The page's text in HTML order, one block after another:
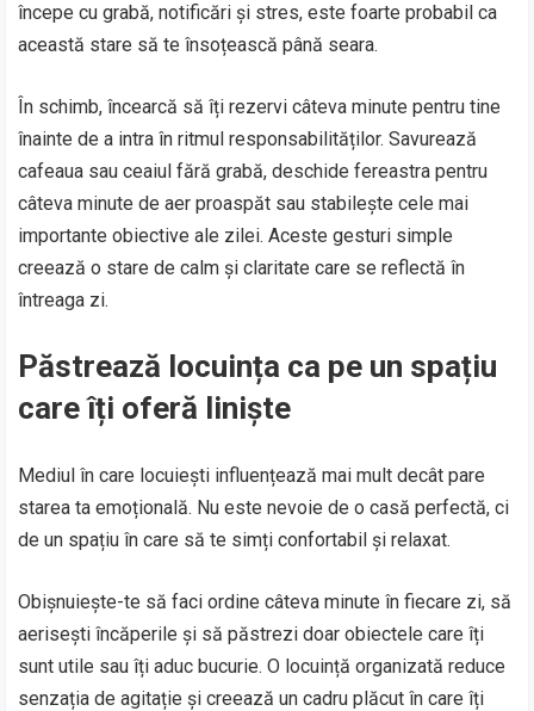
începe cu grabă, notificări și stres, este foarte probabil ca
această stare să te însoțească până seara.
În schimb, încearcă să îți rezervi câteva minute pentru tine
înainte de a intra în ritmul responsabilităților. Savurează
cafeaua sau ceaiul fără grabă, deschide fereastra pentru
câteva minute de aer proaspăt sau stabilește cele mai
importante obiective ale zilei. Aceste gesturi simple
creează o stare de calm și claritate care se reflectă în
întreaga zi.
Păstrează locuința ca pe un spațiu
care îți oferă liniște
Mediul în care locuiești influențează mai mult decât pare
starea ta emoțională. Nu este nevoie de o casă perfectă, ci
de un spațiu în care să te simți confortabil și relaxat.
Obișnuiește-te să faci ordine câteva minute în fiecare zi, să
aerisești încăperile și să păstrezi doar obiectele care îți
sunt utile sau îți aduc bucurie. O locuință organizată reduce
senzația de agitație și creează un cadru plăcut în care îți